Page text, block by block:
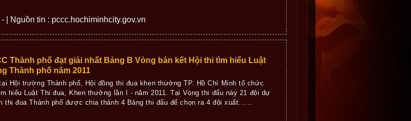
| Nguồn tin : pccc.hochiminhcity.gov.vn
Thành phố đạt giải nhất Bảng B Vòng bán kết Hội thi tìm hiểu Luật
Thành phố năm 2011
Hội trường Thành phố, Hội đồng thi đua khen thưởng TP. Hồ Chí Minh tổ chức
hiểu Luật Thi đua, Khen thưởng lần I - năm 2011. Tại Vòng thi đấu này 21 đội dự
thi đua Thành phố được chia thành 4 Bảng thi đấu để chọn ra 4 đội xuất......